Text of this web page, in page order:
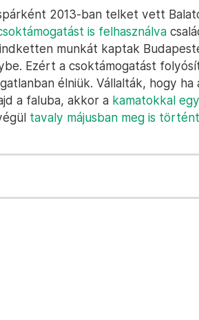
2013-ban telket vett
is felhasználva
munkát kaptak
Ezért a csoktámogatást
élniük. Vállalták, hogy ha
a faluba, akkor a kamatokkal
tavaly májusban meg is történt